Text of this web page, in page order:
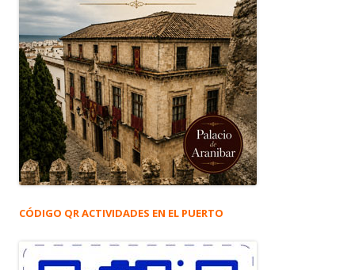
CÓDIGO QR ACTIVIDADES EN EL PUERTO